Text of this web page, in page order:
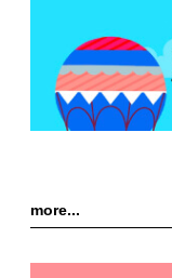
more...